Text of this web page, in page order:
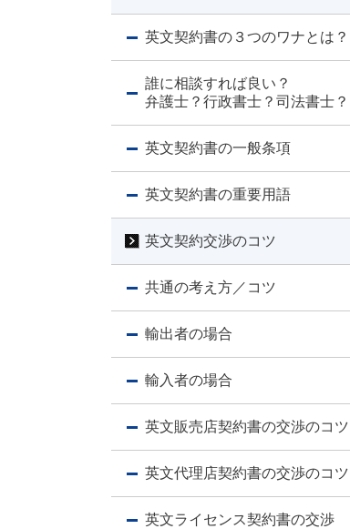
英文契約書の３つのワナとは？
誰に相談すれば良い？
弁護士？行政書士？司法書士？
英文契約書の一般条項
英文契約書の重要用語
英文契約交渉のコツ
共通の考え方／コツ
輸出者の場合
輸入者の場合
英文販売店契約書の交渉のコツ
英文代理店契約書の交渉のコツ
英文ライセンス契約書の交渉